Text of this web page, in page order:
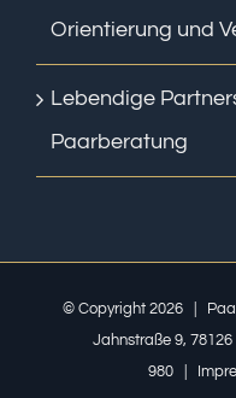
Orientierung und
Lebendige
Paarberatung
© Copyright 2026 |
Jahnstraße 9, 78126
980 |